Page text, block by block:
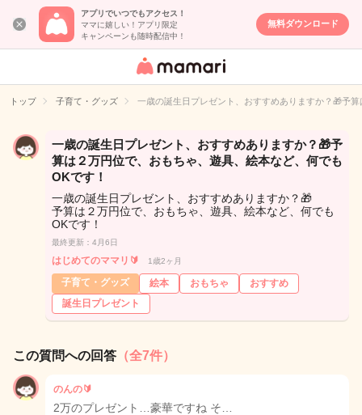
アプリでいつでもアクセス！
ママに嬉しい！アプリ限定
キャンペーンも随時配信中！
無料ダウンロード
女性専用匿名QA
イト
トップ 子育て・グッズ 一歳の誕生日プレゼント、おすすめありますか？🎁予
一歳の誕生日プレゼント、おすすめありますか？🎁予
算は２万円位で、おもちゃ、遊具、絵本など、何でも
OKです！
一歳の誕生日プレゼント、おすすめありますか？🎁
予算は２万円位で、おもちゃ、遊具、絵本など、何でも
OKです！
最終更新：4月6日
はじめてのママリ🔰 1歳2ヶ月
子育て・グッズ 絵本 おもちゃ
おすすめ
誕生日プレゼント
この質問への回答 （全7件）
のんの🔰
2万のプレゼント…豪華ですね そ…